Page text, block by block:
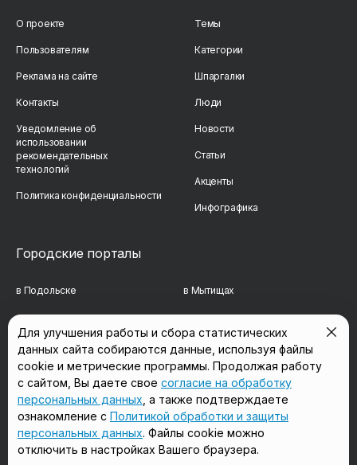
О проекте
Пользователям
Реклама на сайте
Контакты
Уведомление об
использовании
рекомендательных
технологий
Политика конфиденциальности
Темы
Категории
Шпаргалки
Люди
Новости
Статьи
Акценты
Инфографика
Городские порталы
в Подольске в Мытищах
в Сергиевом Посаде в Люберцах
в Красногорске в Королёве
в Домодедово в Щёлково
Мы в соцсетях
Для улучшения работы и сбора статистических
данных сайта собираются данные, используя файлы
cookie и метрические программы. Продолжая работу
с сайтом, Вы даете свое согласие на обработку
персональных данных , а также подтверждаете
ознакомление с Политикой обработки и защиты
персональных данных. Файлы cookie можно
отключить в настройках Вашего браузера.